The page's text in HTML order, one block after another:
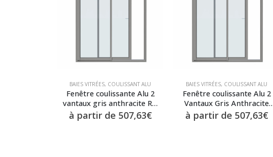
BAIES VITRÉES, COULISSANT ALU
Fenêtre coulissante Alu 2
vantaux gris anthracite Ral
7016
à partir de 507,63€
BAIES VITRÉES, COULISSANT ALU
Fenêtre coulissante Alu 2
Vantaux Gris Anthracite
vitrage dépoli
à partir de 507,63€